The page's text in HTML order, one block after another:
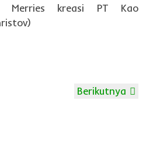
Merries kreasi PT Kao
Berikutnya